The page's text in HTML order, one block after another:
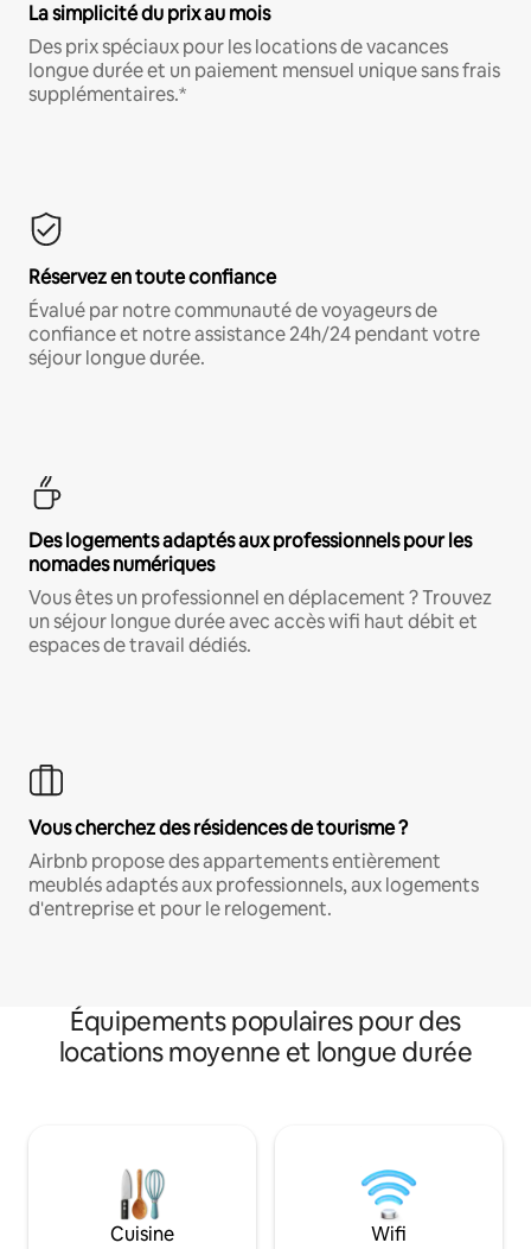
La simplicité du prix au mois
Des prix spéciaux pour les locations de vacances
longue durée et un paiement mensuel unique sans frais
supplémentaires.*
Réservez en toute confiance
Évalué par notre communauté de voyageurs de
confiance et notre assistance 24h/24 pendant votre
séjour longue durée.
Des logements adaptés aux professionnels pour les
nomades numériques
Vous êtes un professionnel en déplacement ? Trouvez
un séjour longue durée avec accès wifi haut débit et
espaces de travail dédiés.
Vous cherchez des résidences de tourisme ?
Airbnb propose des appartements entièrement
meublés adaptés aux professionnels, aux logements
d'entreprise et pour le relogement.
Équipements populaires pour des
locations moyenne et longue durée
Cuisine Wifi